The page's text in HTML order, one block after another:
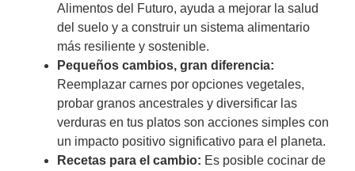
Alimentos del Futuro, ayuda a mejorar la salud
del suelo y a construir un sistema alimentario
más resiliente y sostenible.
Pequeños cambios, gran diferencia:
Reemplazar carnes por opciones vegetales,
probar granos ancestrales y diversificar las
verduras en tus platos son acciones simples con
un impacto positivo significativo para el planeta.
Recetas para el cambio: Es posible cocinar de